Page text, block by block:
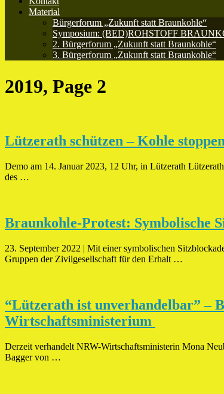
Material
Bürgerforum „Zukunft statt Braunkohle“
Symposium: (BED)ROHSTOFF
2. Bürgerforum „Zukunft statt Braunkohle“
3. Bürgerforum „Zukunft statt Braunkohle“
2019, Page 2
Lützerath schützen – Kohle
Demo am 14. Januar 2023, 12 Uhr, in Lützerath
des …
Braunkohle-Protest: Symbolische
23. September 2022 | Mit einer symbolischen
Gruppen der Zivilgesellschaft für den Erhalt …
“Lützerath ist unverhandelbar” –
Wirtschaftsministerium
Derzeit verhandelt NRW-Wirtschaftsministerin Mona
Bagger von …